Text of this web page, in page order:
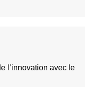
l’innovation avec le